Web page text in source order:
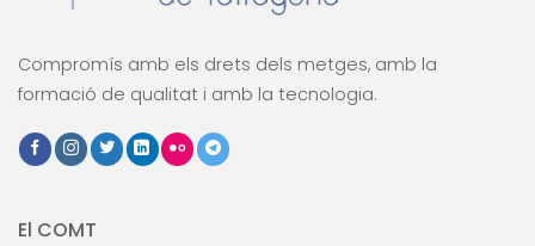
Compromís amb els drets dels metges, amb la
formació de qualitat i amb la tecnologia.
El COMT